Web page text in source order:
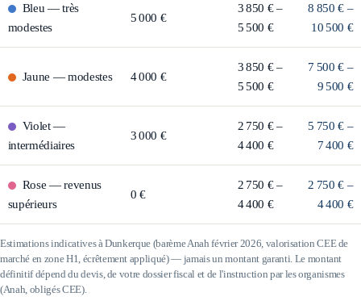
Bleu —très
modestes
5 000 €
3 850 € –
5 500 €
8 850 € –
10 500 €
Jaune —modestes 4 000 €
3 850 € –
5 500 €
7 500 € –
9 500 €
Violet—
intermédiaires
3 000 €
2 750 € –
4 400 €
5 750 € –
7 400 €
Rose —revenus
supérieurs
0 €
2 750 € –
4 400 €
2 750 € –
4 400 €
Estimations indicatives àDunkerque (barème Anah février 2026, valorisation CEE de
marché en zoneH1, écrêtement appliqué) — jamais un montant garanti. Le montant
définitif dépend du devis, de votre dossier fiscal et de l'instruction par les organismes
(Anah, obligés CEE).